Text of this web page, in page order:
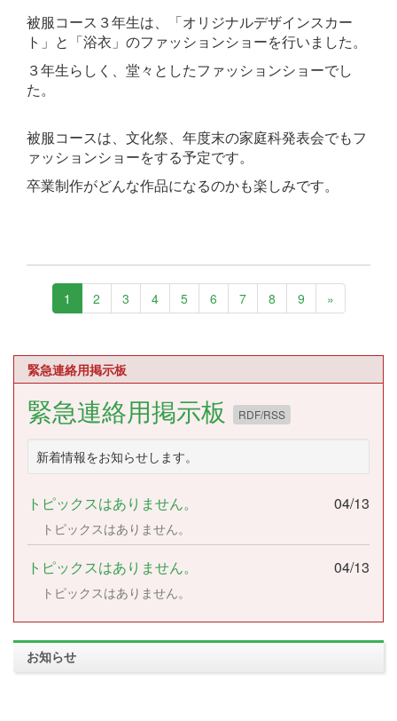
被服コース３年生は、「オリジナルデザインスカー
ト」と 「浴衣」のファッションショーを行いました。
３年生らしく、堂々としたファッションショーでし
た。
被服コースは、文化祭、年度末の家庭科発表会でもフ
ァッションショーをする予定です。
卒業制作がどんな作品になるのかも楽しみです。
1 2 3 4 5 6 7 8 9 »
緊急連絡用掲示板
緊急連絡用掲示板 RDF/RSS
新着情報をお知らせします。
トピックスはありません。 04/13
トピックスはありません。
トピックスはありません。 04/13
トピックスはありません。
お知らせ